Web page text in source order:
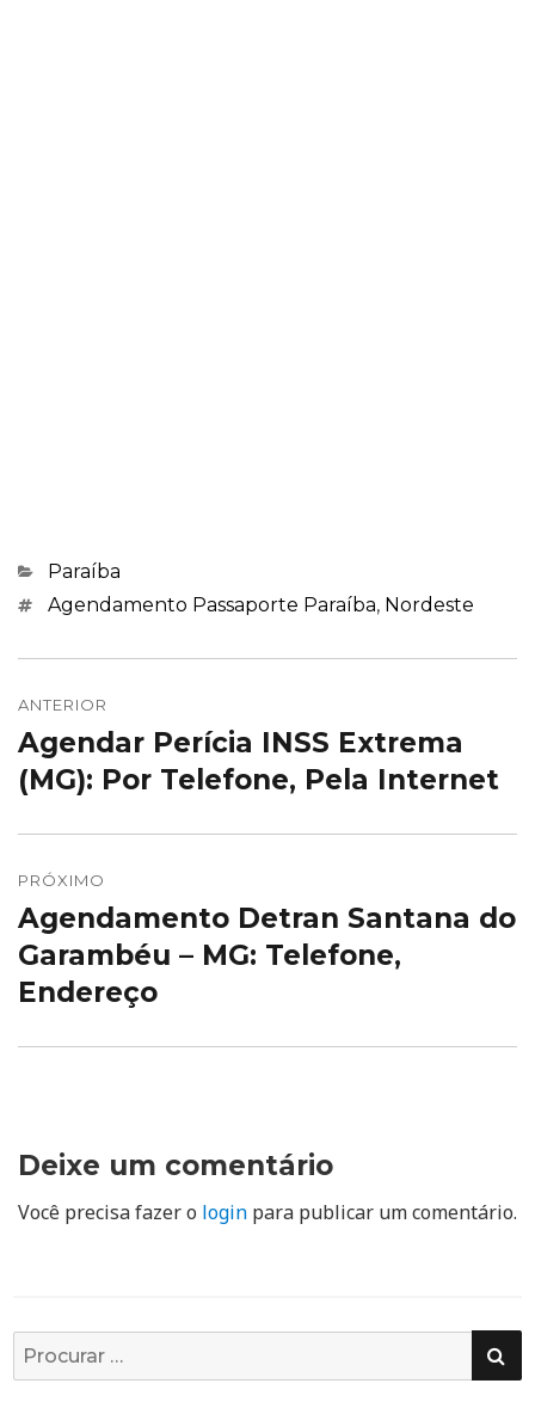
Categorias
Paraíba
Marcações
Agendamento Passaporte Paraíba, Nordeste
de
Post
ANTERIOR
Post
anterior:
Agendar Perícia INSS Extrema
(MG): Por Telefone, Pela Internet
PRÓXIMO
Próximo
post:
Agendamento Detran Santana do
Garambéu – MG: Telefone,
Endereço
Deixe um comentário
Você precisa fazer o login para publicar um comentário.
Busca
por: